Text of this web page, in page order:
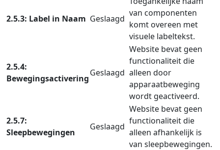
2.5.3: Label in Naam Geslaagd
van componenten
komt overeen met
visuele labeltekst.
2.5.4:
Bewegingsactivering
Geslaagd
Website bevat geen
functionaliteit die
alleen door
apparaatbeweging
wordt geactiveerd.
2.5.7:
Sleepbewegingen
Geslaagd
Website bevat geen
functionaliteit die
alleen afhankelijk is
van sleepbewegingen.